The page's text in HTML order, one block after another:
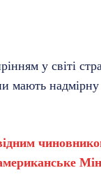
у світі
мають